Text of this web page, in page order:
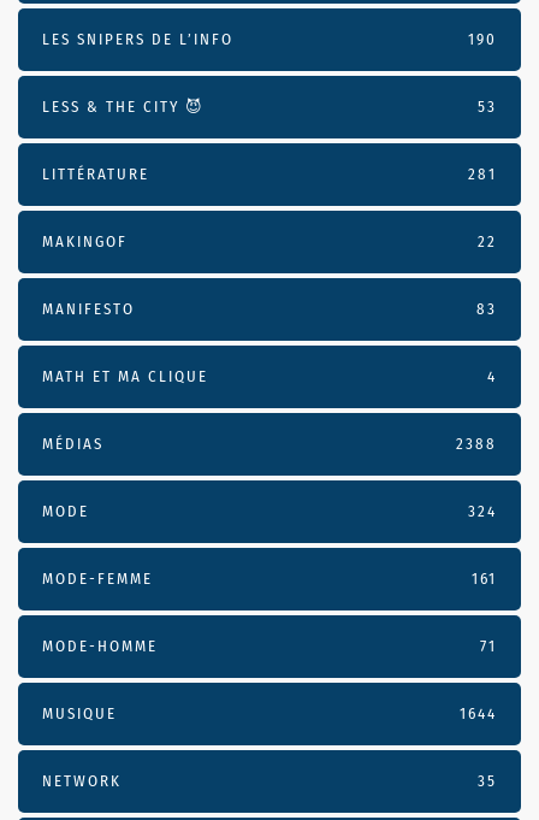
LES SNIPERS DE L’INFO 190
LESS & THE CITY 😈 53
LITTÉRATURE 281
MAKINGOF 22
MANIFESTO 83
MATH ET MA CLIQUE 4
MÉDIAS 2388
MODE 324
MODE-FEMME 161
MODE-HOMME 71
MUSIQUE 1644
NETWORK 35